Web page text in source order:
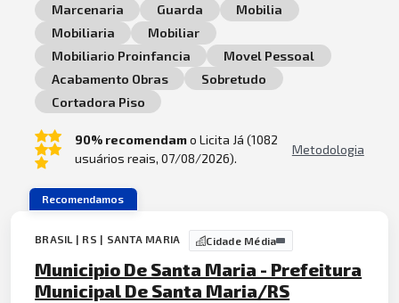
Marcenaria
Guarda
Mobilia
Mobiliaria
Mobiliar
Mobiliario Proinfancia
Movel Pessoal
Acabamento Obras
Sobretudo
Cortadora Piso
90% recomendamo Licita Já (1082
usuários reais, 07/08/2026).
Metodologia
Recomendamos
BRASIL | RS | SANTA MARIA Cidade Média
Municipio De Santa Maria - Prefeitura
Municipal De Santa Maria/RS